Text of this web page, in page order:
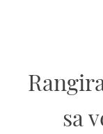
sa